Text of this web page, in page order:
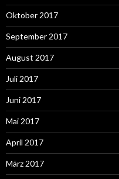
Oktober 2017
September 2017
August 2017
Juli 2017
Juni 2017
Mai 2017
April 2017
März 2017